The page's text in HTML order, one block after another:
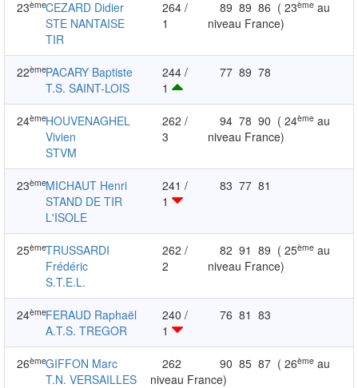
23èmeCEZARD Didier
STE NANTAISE
TIR
264 /
1
89 89 86 ( 23ème au
niveau France)
22èmePACARY Baptiste
T.S. SAINT-LOIS
244 /
1
77 89 78
24èmeHOUVENAGHEL
Vivien
STVM
262 /
3
94 78 90 ( 24ème au
niveau France)
23èmeMICHAUT Henri
STAND DE TIR
L'ISOLE
241 /
1
83 77 81
25èmeTRUSSARDI
Frédéric
S.T.E.L.
262 /
2
82 91 89 ( 25ème au
niveau France)
24èmeFERAUD Raphaël
A.T.S. TREGOR
240 /
1
76 81 83
26èmeGIFFON Marc
T.N. VERSAILLES
262 90 85 87 ( 26ème au
niveau France)